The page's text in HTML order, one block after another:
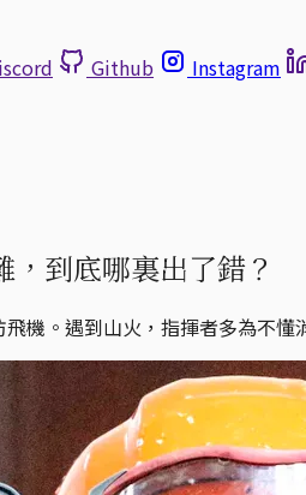
Github Instagram
到底哪裏出了錯？
機。遇到山火，指揮者多為不懂